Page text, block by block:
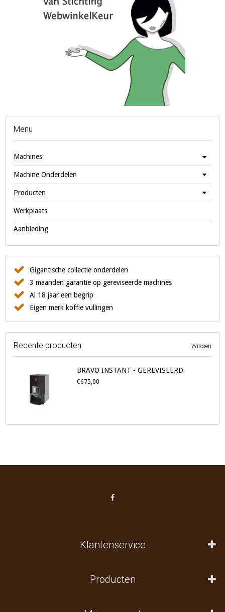
Menu
Machines
Machine Onderdelen
Producten
Werkplaats
Aanbieding
Gigantische collectie onderdelen
3 maanden garantie op gereviseerde machines
Al 18 jaar een begrip
Eigen merk koffie vullingen
Recente producten Wissen
BRAVO INSTANT - GEREVISEERD
€675,00
Klantenservice
Producten